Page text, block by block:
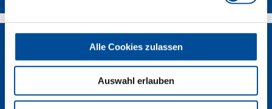
Alle Cookies zulassen
Auswahl erlauben
Händlersuche